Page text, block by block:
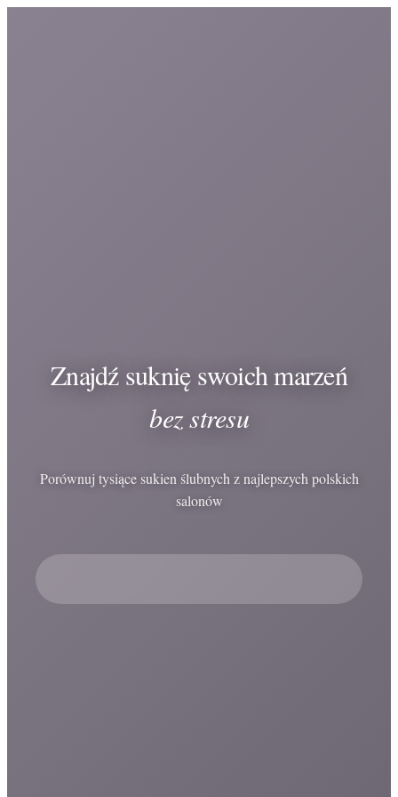
Znajdź suknię swoich marzeń
bez stresu
Porównuj tysiące sukien ślubnych z najlepszych polskich
salonów